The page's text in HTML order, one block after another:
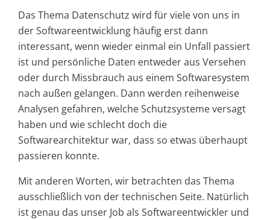
Das Thema Datenschutz wird für viele von uns in
der Softwareentwicklung häufig erst dann
interessant, wenn wieder einmal ein Unfall passiert
ist und persönliche Daten entweder aus Versehen
oder durch Missbrauch aus einem Softwaresystem
nach außen gelangen. Dann werden reihenweise
Analysen gefahren, welche Schutzsysteme versagt
haben und wie schlecht doch die
Softwarearchitektur war, dass so etwas überhaupt
passieren konnte.
Mit anderen Worten, wir betrachten das Thema
ausschließlich von der technischen Seite. Natürlich
ist genau das unser Job als Softwareentwickler und